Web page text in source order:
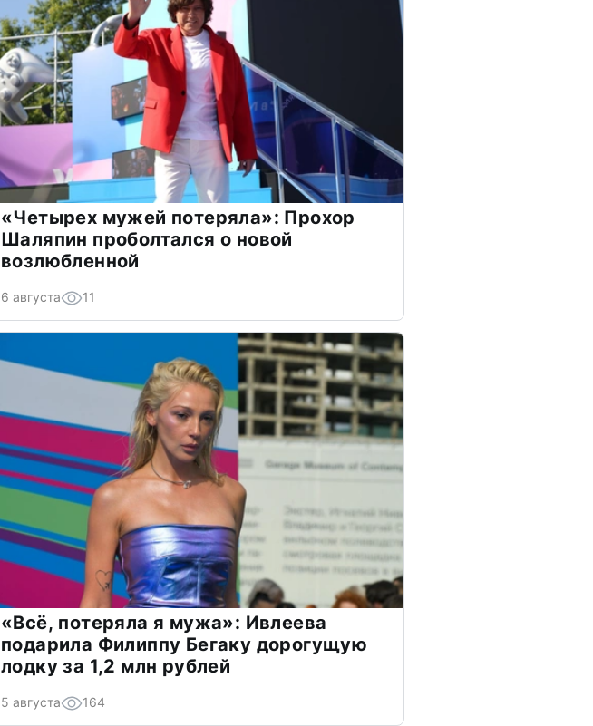
«Четырех мужей потеряла»: Прохор
Шаляпин проболтался о новой
возлюбленной
6 августа 11
«Всё, потеряла я мужа»: Ивлеева
подарила Филиппу Бегаку дорогущую
лодку за 1,2 млн рублей
5 августа 164